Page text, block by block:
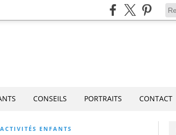
CONSEILS PORTRAITS CONTACT
ACTIVITÉS ENFANTS